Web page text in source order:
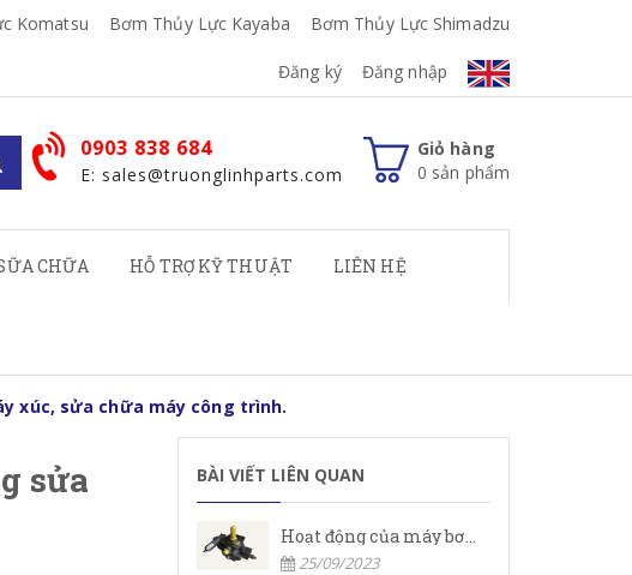
Komatsu Bơm Thủy Lực Kayaba Bơm Thủy Lực Shimadzu
Đăng ký Đăng nhập
Giỏ hàng
0 sản phẩm
0903 838 684
E: sales@truonglinhparts.com
CHỮA HỖ TRỢ KỸ THUẬT LIÊN HỆ
xúc, sửa chữa máy công trình.
sửa
BÀI VIẾT LIÊN QUAN
Hoạt động của máy bơm cánh gạt Rexroth
25/09/2023